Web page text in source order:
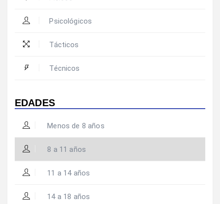
Psicológicos
Tácticos
Técnicos
EDADES
Menos de 8 años
8 a 11 años
11 a 14 años
14 a 18 años